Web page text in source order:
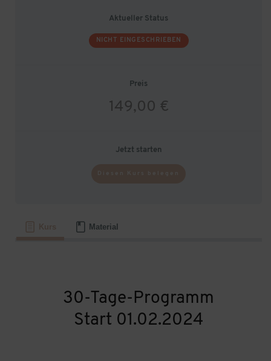
Aktueller Status
NICHT EINGESCHRIEBEN
Preis
149,00 €
Jetzt starten
Material
30-Tage-Programm
Start 01.02.2024